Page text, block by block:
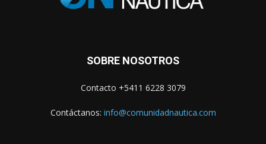
SOBRE NOSOTROS
Contacto +5411 6228 3079
Contáctanos: info@comunidadnautica.com